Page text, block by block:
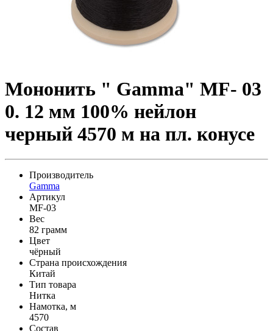
Мононить " Gamma" MF- 03
0. 12 мм 100% нейлон
черный 4570 м на пл. конусе
Производитель
Gamma
Артикул
MF-03
Вес
82 грамм
Цвет
чёрный
Страна происхождения
Китай
Тип товара
Нитка
Намотка, м
4570
Состав